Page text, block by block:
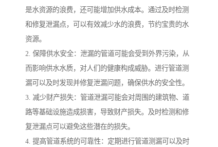
是水资源的浪费，还可能增加供水成本。通过及时检测
和修复泄漏点，可以有效减少水的浪费，节约宝贵的水
资源。
2. 保障供水安全：泄漏的管道可能会受到外界污染，从
而影响供水水质，对人们的健康构成威胁。进行管道测
漏可以及时发现并修复泄漏问题，确保供水的安全性。
3. 减少财产损失：管道泄漏可能会对周围的建筑物、道
路等基础设施造成损害，导致财产损失。及时检测和修
复泄漏点可以避免这些潜在的损失。
4. 提高管道系统的可靠性：定期进行管道测漏可以及时